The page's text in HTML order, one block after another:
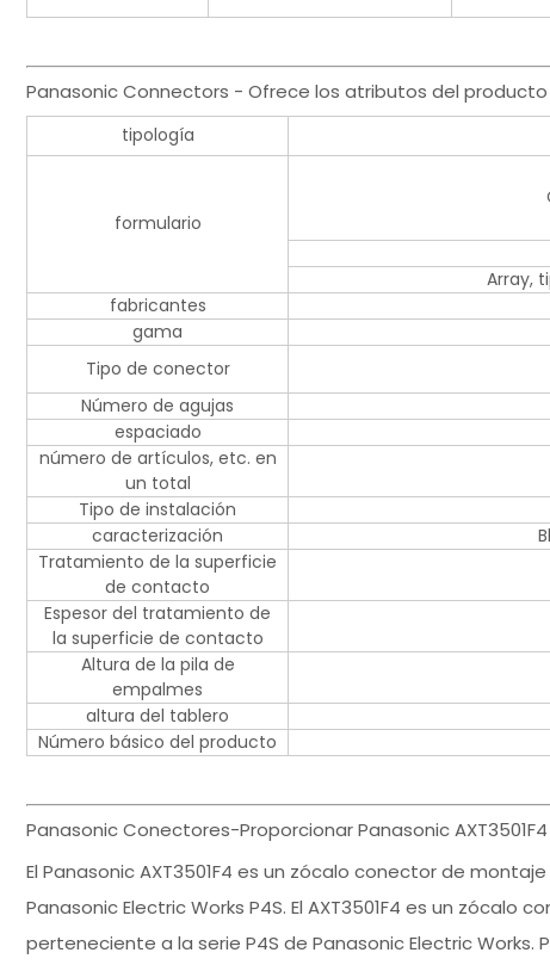
Panasonic Connectors - Ofrece los atributos del producto
tipología
formulario
Array,
fabricantes
gama
Tipo de conector
Número de agujas
espaciado
número de artículos, etc. en
un total
Tipo de instalación
caracterización
Tratamiento de la superficie
de contacto
Espesor del tratamiento de
la superficie de contacto
Altura de la pila de
empalmes
altura del tablero
Número básico del producto
Panasonic Conectores-Proporcionar Panasonic
El Panasonic AXT3501F4 es un zócalo conector de
Panasonic Electric Works P4S. El AXT3501F4 es un
perteneciente a la serie P4S de Panasonic Electric